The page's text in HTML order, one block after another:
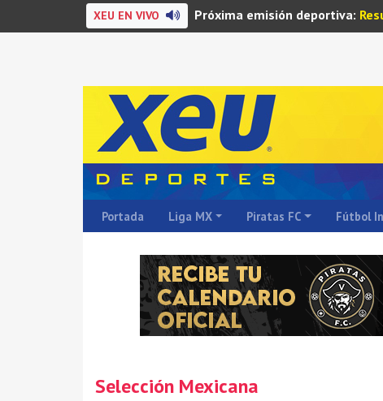
XEU EN VIVO Próxima emisión deportiva:
Portada Liga MX Piratas FC Fútbol
Selección Mexicana